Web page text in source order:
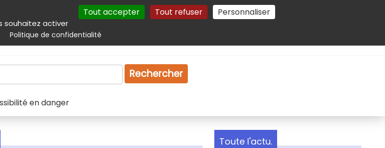
souhaitez activer
Tout accepter Tout refuser Personnaliser
Politique de confidentialité
Autres services Plan du site Gestion des cookies
Emploi Droit
Rechercher
en danger
Toute l'actu.